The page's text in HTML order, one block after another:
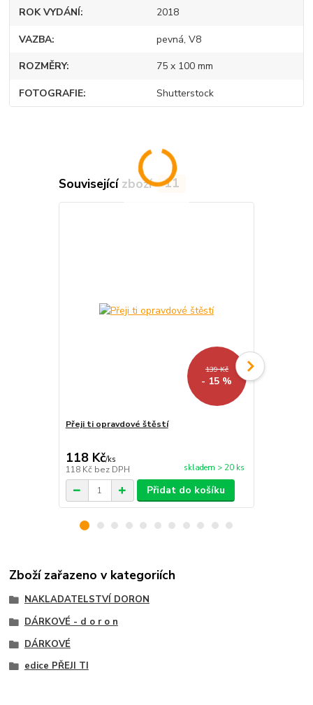
ROK VYDÁNÍ 2018
VAZBA pevná, V8
ROZMĚRY 75 x 100 mm
FOTOGRAFIE Shutterstock
Související zboží 11
139 Kč
- 15 %
Přeji ti opravdové štěstí
118 Kč/ks
118 Kč bez DPH skladem > 20 ks
Přidat do košíku
Zboží zařazeno v kategoriích
NAKLADATELSTVÍ DORON
DÁRKOVÉ - d o r o n
DÁRKOVÉ
edice PŘEJI TI